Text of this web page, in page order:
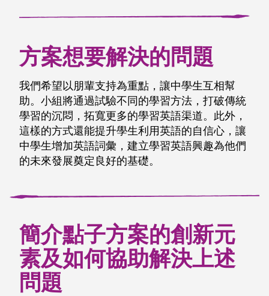
方案想要解決的問題
我們希望以朋輩支持為重點，讓中學生互相幫
助。小組將通過試驗不同的學習方法，打破傳統
學習的沉悶，拓寬更多的學習英語渠道。此外，
這樣的方式還能提升學生利用英語的自信心，讓
中學生增加英語詞彙，建立學習英語興趣為他們
的未來發展奠定良好的基礎。
簡介點子方案的創新元
素及如何協助解決上述
問題